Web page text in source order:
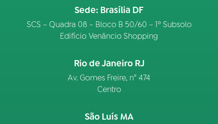
Sede: Brasília DF
SCS – Quadra 08 – Bloco B 50/60 – 1º Subsolo
Edifício Venâncio Shopping
Rio de Janeiro RJ
Av. Gomes Freire, n° 474
Centro
São Luís MA